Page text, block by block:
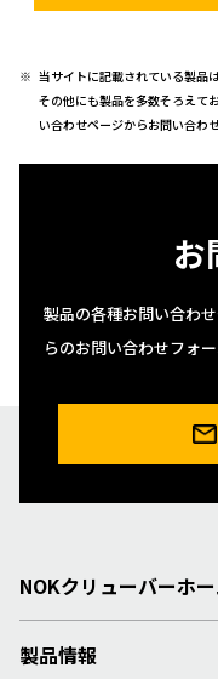
当サイトに記載されている製品
その他にも製品を多数そろえて
い合わせページからお問い合わ
お
製品の各種お問い合わ
らのお問い合わせフォ
NOKクリューバーホ
製品情報